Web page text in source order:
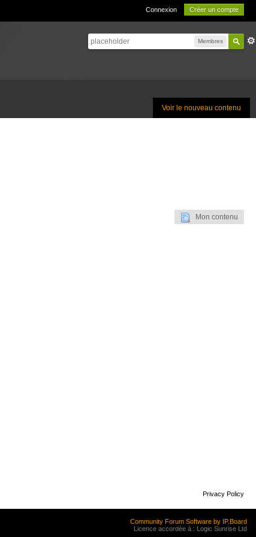
Connexion Créer un compte
Membres
Voir le nouveau contenu
Mon contenu
Privacy Policy
Community Forum Software by IP.Board
Licence accordée à : Logic Sunrise Ltd